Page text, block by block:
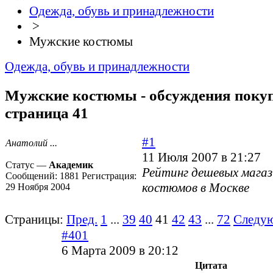
Одежда, обувь и принадлежности
>
Мужские костюмы
Одежда, обувь и принадлежности
Мужские костюмы - обсуждения
страница 41
Анатолий ...
Статус — Академик
Сообщений: 1881 Регистрация:
29 Ноября 2004
#1
11 Июля 2007 в 21:27
Рейтинг дешевых
костюмов в Москве
Страницы: Пред. 1 ... 39 40 41 42 43 ... 72
#401
6 Марта 2009 в 20:12
Цитата